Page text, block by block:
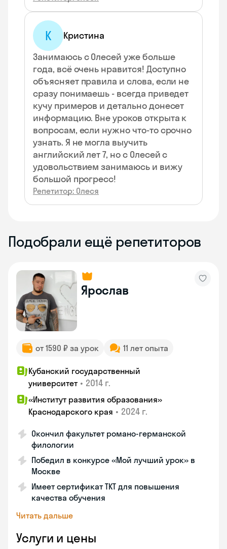
К
Кристина
Занимаюсь с Олесей уже больше
года, всё очень нравится! Доступно
объясняет правила и слова, если не
сразу понимаешь - всегда приведет
кучу примеров и детально донесет
информацию. Вне уроков открыта к
вопросам, если нужно что-то срочно
узнать. Я не могла выучить
английский лет 7, но с Олесей с
удовольствием занимаюсь и вижу
большой прогресс!
Репетитор: Олеся
Подобрали ещё репетиторов
Ярослав
от 1590 ₽ за урок 11 лет опыта
Кубанский государственный
университет • 2014 г.
«Институт развития образования»
Краснодарского края • 2024 г.
Окончил факультет романо-германской
филологии
Победил в конкурсе «Мой лучший урок» в
Москве
Имеет сертификат TKT для повышения
качества обучения
Читать дальше
Услуги и цены